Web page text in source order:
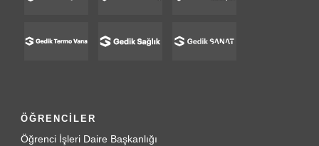
ÖĞRENCİLER
Öğrenci İşleri Daire Başkanlığı